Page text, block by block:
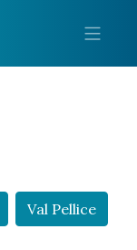
Val Pellice